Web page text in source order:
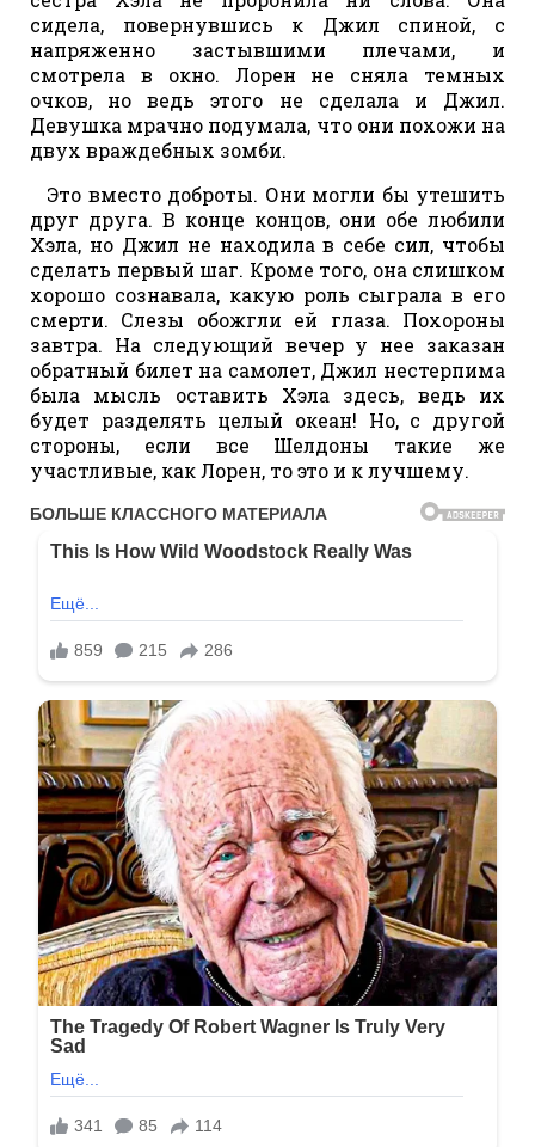
сидела, повернувшись к Джил спиной, с
напряженно застывшими плечами, и
смотрела в окно. Лорен не сняла темных
очков, но ведь этого не сделала и Джил.
Девушка мрачно подумала, что они похожи на
двух враждебных зомби.
Это вместо доброты. Они могли бы утешить
друг друга. В конце концов, они обе любили
Хэла, но Джил не находила в себе сил, чтобы
сделать первый шаг. Кроме того, она слишком
хорошо сознавала, какую роль сыграла в его
смерти. Слезы обожгли ей глаза. Похороны
завтра. На следующий вечер у нее заказан
обратный билет на самолет, Джил нестерпима
была мысль оставить Хэла здесь, ведь их
будет разделять целый океан! Но, с другой
стороны, если все Шелдоны такие же
участливые, как Лорен, то это и к лучшему.